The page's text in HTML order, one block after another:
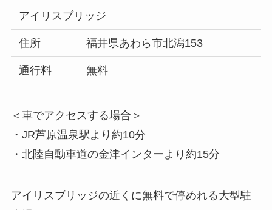
アイリスブリッジ
住所 福井県あわら市北潟153
通行料 無料
＜車でアクセスする場合＞
・JR芦原温泉駅より約10分
・北陸自動車道の金津インターより約15分
アイリスブリッジの近くに無料で停めれる大型駐